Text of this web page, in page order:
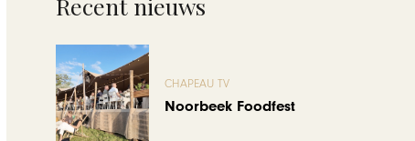
CHAPEAU TV
Noorbeek Foodfest